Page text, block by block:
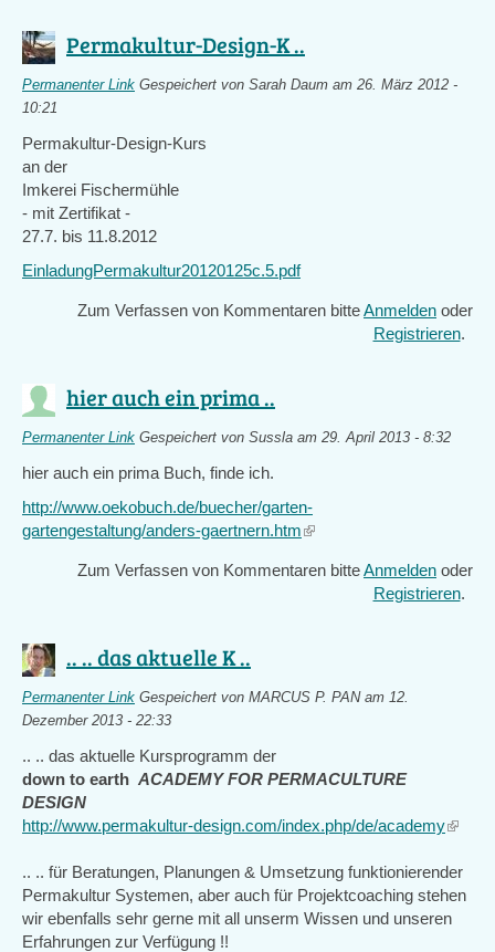
Permakultur-Design-K ..
Permanenter Link Gespeichert von Sarah Daum am 26. März 2012 -
10:21
Permakultur-Design-Kurs
an der
Imkerei Fischermühle
- mit Zertifikat -
27.7. bis 11.8.2012
EinladungPermakultur20120125c.5.pdf
Zum Verfassen von Kommentaren bitteAnmelden oder
Registrieren.
hier auch ein prima ..
Permanenter Link Gespeichert von Sussla am 29. April 2013 - 8:32
hier auch ein prima Buch, finde ich.
http://www.oekobuch.de/buecher/garten-
gartengestaltung/anders-gaertnern.htm(link
external)
Zum Verfassen von Kommentaren bitteAnmelden oder
Registrieren.
.. .. das aktuelle K ..
Permanenter Link Gespeichert von MARCUS P. PANam 12.
Dezember 2013 - 22:33
.. .. das aktuelle Kursprogramm der
down to earth ACADEMY FOR PERMACULTURE
DESIGN
http://www.permakultur-design.com/index.php/de/academy(link
.. .. für Beratungen, Planungen & Umsetzung funktionierender
Permakultur Systemen, aber auch für Projektcoaching stehen
wir ebenfalls sehr gerne mit all unserm Wissen und unseren
Erfahrungen zur Verfügung !!